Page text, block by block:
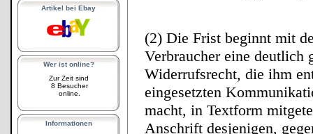
Artikel bei Ebay
Wer ist online?
Zur Zeit sind
8 Besucher
online.
Informationen
(2) Die Frist beginnt mit
Verbraucher eine deutlich
Widerrufsrecht, die ihm
eingesetzten
macht, in Textform
Anschrift desjenigen,